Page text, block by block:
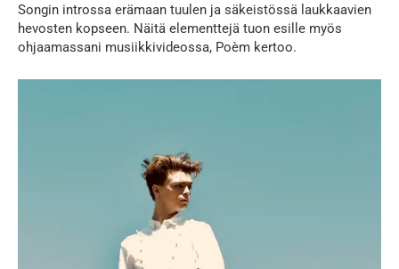
Songin introssa erämaan tuulen ja säkeistössä laukkaavien
hevosten kopseen. Näitä elementtejä tuon esille myös
ohjaamassani musiikkivideossa, Poèm kertoo.